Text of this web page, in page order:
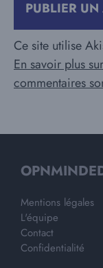
Ce site utilise
En savoir plus
commentaires
Mentions légales
L'équipe
Contact
Confidentialité